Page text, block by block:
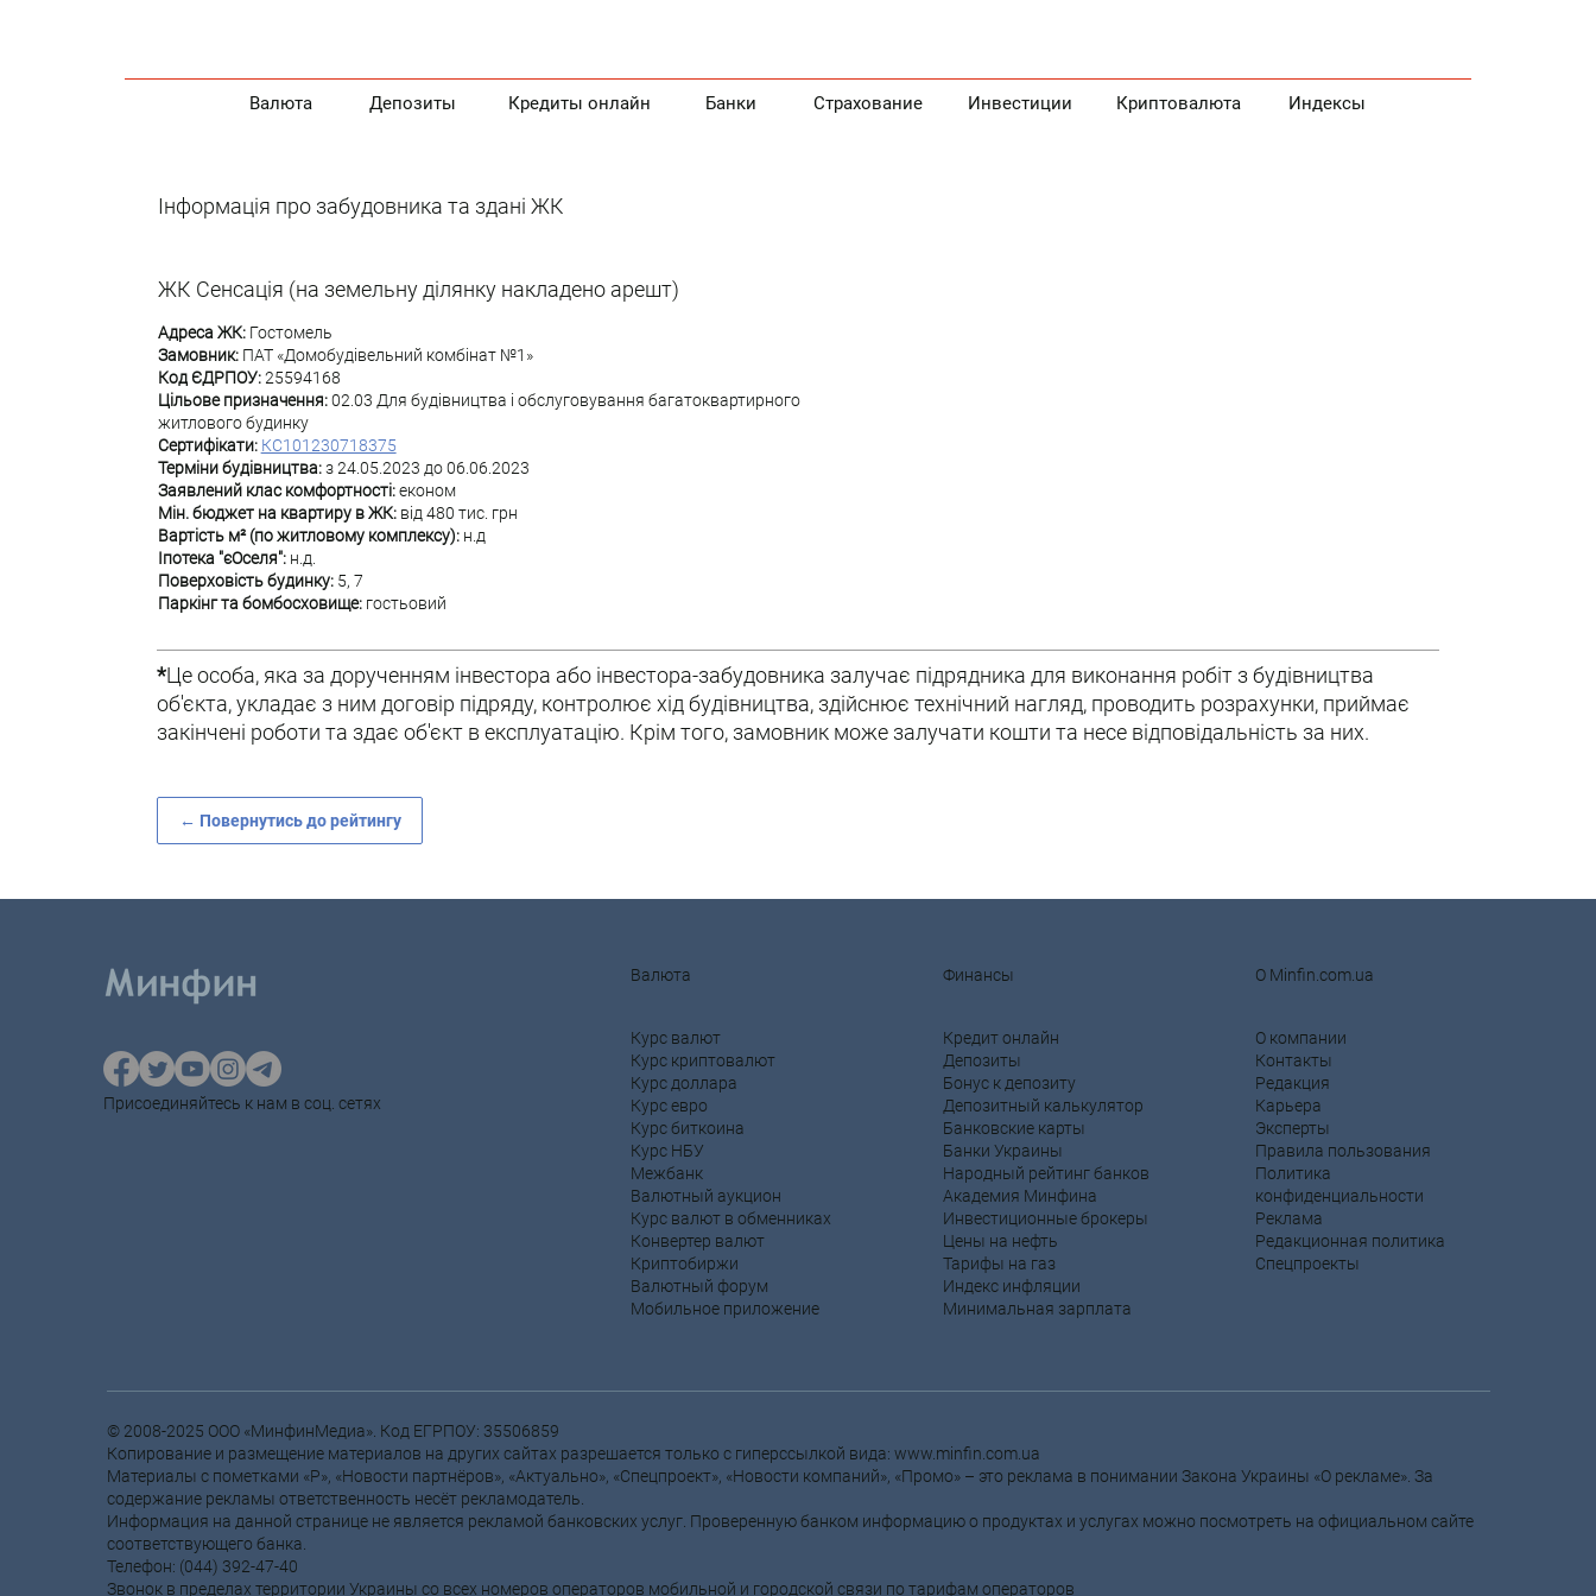
Валюта Депозиты Кредиты онлайн Банки Страхование Инвестиции Криптовалюта Индексы
Інформація про забудовника та здані ЖК
ЖК Сенсація (на земельну ділянку накладено арешт)
Адреса ЖК:Гостомель
Замовник: ПАТ «Домобудівельний комбінат №1»
Код ЄДРПОУ:25594168
Цільове призначення:02.03 Для будівництва і обслуговування багатоквартирного
житлового будинку
Сертифікати: КС101230718375
Терміни будівництва:з 24.05.2023 до 06.06.2023
Заявлений клас комфортності:економ
Мін. бюджет на квартиру в ЖК: від 480 тис. грн
Вартість м² (по житловому комплексу): н.д
Іпотека "єОселя": н.д.
Поверховість будинку: 5, 7
Паркінг та бомбосховище:гостьовий
*Це особа, яка за дорученням інвестора або інвестора-забудовника залучає підрядника для виконання робіт з будівництва
об'єкта, укладає з ним договір підряду, контролює хід будівництва, здійснює технічний нагляд, проводить розрахунки, приймає
закінчені роботи та здає об'єкт в експлуатацію. Крім того, замовник може залучати кошти та несе відповідальність за них.
← Повернутись до рейтингу
Присоединяйтесь к нам в соц. сетях
Валюта
Курс валют
Курс криптовалют
Курс доллара
Курс евро
Курс биткоина
Курс НБУ
Межбанк
Валютный аукцион
Курс валют в обменниках
Конвертер валют
Криптобиржи
Валютный форум
Мобильное приложение
Финансы
Кредит онлайн
Депозиты
Бонус к депозиту
Депозитный калькулятор
Банковские карты
Банки Украины
Народный рейтинг банков
Академия Минфина
Инвестиционные брокеры
Цены на нефть
Тарифы на газ
Индекс инфляции
Минимальная зарплата
О Minfin.com.ua
О компании
Контакты
Редакция
Карьера
Эксперты
Правила пользования
Политика
конфиденциальности
Реклама
Редакционная политика
Спецпроекты
© 2008-2025 ООО «МинфинМедиа». Код ЕГРПОУ: 35506859
Копирование и размещение материалов на других сайтах разрешается только с гиперссылкой вида: www.minfin.com.ua
Материалы с пометками «Р», «Новости партнёров», «Актуально», «Спецпроект», «Новости компаний», «Промо» – это реклама в понимании Закона Украины «О рекламе». За
содержание рекламы ответственность несёт рекламодатель.
Информация на данной странице не является рекламой банковских услуг. Проверенную банком информацию о продуктах и услугах можно посмотреть на официальном сайте
соответствующего банка.
Телефон: (044) 392-47-40
Звонок в пределах территории Украины со всех номеров операторов мобильной и городской связи по тарифам операторов